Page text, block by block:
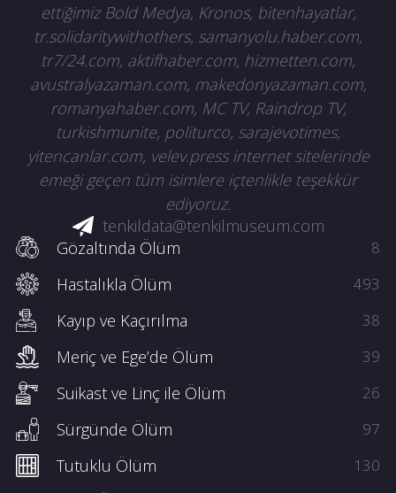
ettiğimiz Bold Medya, Kronos, bitenhayatlar,
tr.solidaritywithothers, samanyolu.haber.com,
tr7/24.com, aktifhaber.com, hizmetten.com,
avustralyazaman.com, makedonyazaman.com,
romanyahaber.com, MC TV, Raindrop TV,
turkishmunite, politurco, sarajevotimes,
yitencanlar.com, velev.press internet sitelerinde
emeği geçen tüm isimlere içtenlikle teşekkür
ediyoruz.
tenkildata@tenkilmuseum.com
Gözaltında Ölüm
8
Hastalıkla Ölüm 493
Kayıp ve Kaçırılma 38
Meriç ve Ege’de Ölüm 39
Suikast ve Linç ile Ölüm 26
Sürgünde Ölüm 97
Tutuklu Ölüm 130